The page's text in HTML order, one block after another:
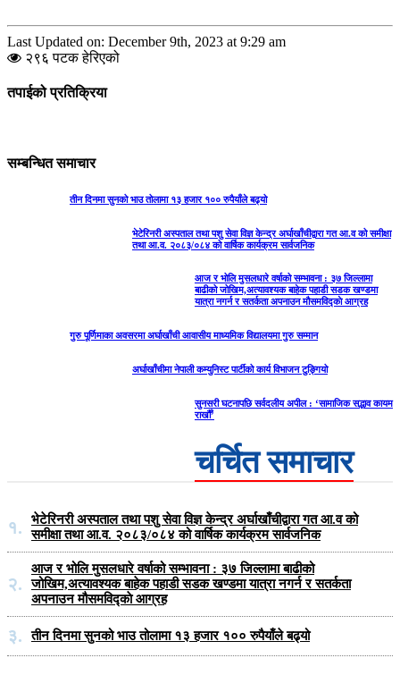
Last Updated on: December 9th, 2023 at 9:29 am
२९६ पटक हेरिएको
तपाईको प्रतिक्रिया
सम्बन्धित समाचार
तीन दिनमा सुनको भाउ तोलामा १३ हजार १०० रुपैयाँले बढ्यो
भेटेरिनरी अस्पताल तथा पशु सेवा विज्ञ केन्द्र अर्घाखाँचीद्वारा गत आ.व को समीक्षा
तथा आ.व. २०८३/०८४ को वार्षिक कार्यक्रम सार्वजनिक
आज र भोलि मुसलधारे वर्षाको सम्भावना : ३७ जिल्लामा
बाढीको जोखिम,अत्यावश्यक बाहेक पहाडी सडक खण्डमा
यात्रा नगर्न र सतर्कता अपनाउन मौसमविद्काे आग्रह
गुरु पूर्णिमाका अवसरमा अर्घाखाँची आवासीय माध्यमिक विद्यालयमा गुरु सम्मान
अर्घाखाँचीमा नेपाली कम्युनिस्ट पार्टीको कार्य विभाजन टुङ्गियो
सुनसरी घटनापछि सर्वदलीय अपील : ‘सामाजिक सद्भाव कायम
राखौँ’
चर्चित समाचार
१.
भेटेरिनरी अस्पताल तथा पशु सेवा विज्ञ केन्द्र अर्घाखाँचीद्वारा गत आ.व को
समीक्षा तथा आ.व. २०८३/०८४ को वार्षिक कार्यक्रम सार्वजनिक
२.
आज र भोलि मुसलधारे वर्षाको सम्भावना : ३७ जिल्लामा बाढीको
जोखिम,अत्यावश्यक बाहेक पहाडी सडक खण्डमा यात्रा नगर्न र सतर्कता
अपनाउन मौसमविद्काे आग्रह
३. तीन दिनमा सुनको भाउ तोलामा १३ हजार १०० रुपैयाँले बढ्यो